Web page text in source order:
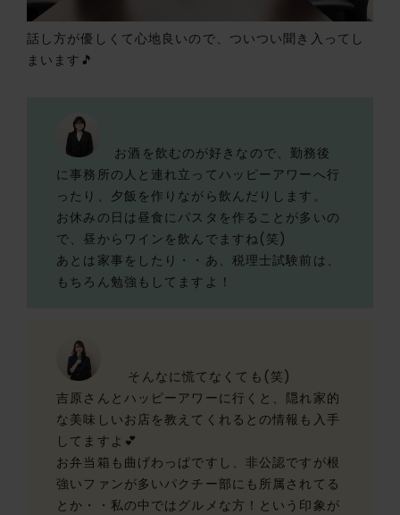
話し方が優しくて心地良いので、ついつい聞き入ってし
まいます🎵
お酒を飲むのが好きなので、勤務後
に事務所の人と連れ立ってハッピーアワーへ行
ったり、夕飯を作りながら飲んだりします。
お休みの日は昼食にパスタを作ることが多いの
で、昼からワインを飲んでますね(笑)
あとは家事をしたり・・あ、税理士試験前は、
もちろん勉強もしてますよ！
そんなに慌てなくても(笑)
吉原さんとハッピーアワーに行くと、隠れ家的
な美味しいお店を教えてくれるとの情報も入手
してますよ💕
お弁当箱も曲げわっぱですし、非公認ですが根
強いファンが多いパクチー部にも所属されてる
とか・・私の中ではグルメな方！という印象が